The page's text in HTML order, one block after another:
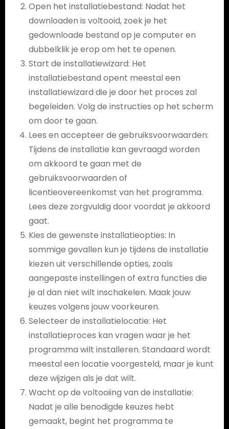
Open het installatiebestand: Nadat het
downloaden is voltooid, zoek je het
gedownloade bestand op je computer en
dubbelklik je erop om het te openen.
Start de installatiewizard: Het
installatiebestand opent meestal een
installatiewizard die je door het proces zal
begeleiden. Volg de instructies op het scherm
om door te gaan.
Lees en accepteer de gebruiksvoorwaarden:
Tijdens de installatie kan gevraagd worden
om akkoord te gaan met de
gebruiksvoorwaarden of
licentieovereenkomst van het programma.
Lees deze zorgvuldig door voordat je akkoord
gaat.
Kies de gewenste installatieopties: In
sommige gevallen kun je tijdens de installatie
kiezen uit verschillende opties, zoals
aangepaste instellingen of extra functies die
je al dan niet wilt inschakelen. Maak jouw
keuzes volgens jouw voorkeuren.
Selecteer de installatielocatie: Het
installatieproces kan vragen waar je het
programma wilt installeren. Standaard wordt
meestal een locatie voorgesteld, maar je kunt
deze wijzigen als je dat wilt.
Wacht op de voltooiing van de installatie:
Nadat je alle benodigde keuzes hebt
gemaakt, begint het programma te